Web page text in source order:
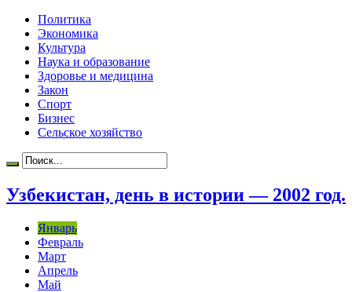
Политика
Экономика
Культура
Наука и образование
Здоровье и медицина
Закон
Спорт
Бизнес
Сельское хозяйство
Узбекистан, день в истории — 2002 год.
Январь
Февраль
Март
Апрель
Май